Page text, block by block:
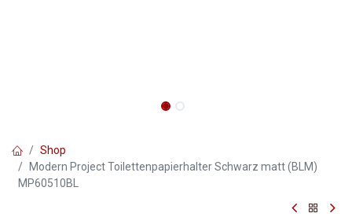
Shop
Modern Project Toilettenpapierhalter Schwarz matt (BLM)
MP60510BL